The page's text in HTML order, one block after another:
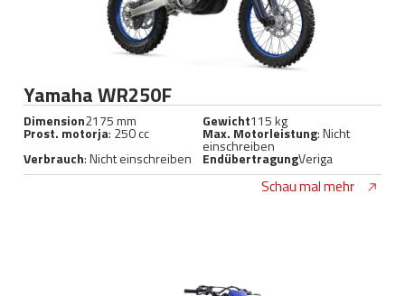
Yamaha WR250F
Dimension2175 mm Gewicht115 kg
Prost. motorja: 250 cc Max. Motorleistung: Nicht
einschreiben
Verbrauch: Nicht einschreiben EndübertragungVeriga
Schau mal mehr